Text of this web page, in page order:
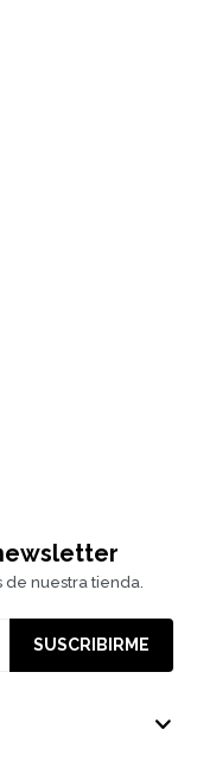
de nuestra tienda.
SUSCRIBIRME